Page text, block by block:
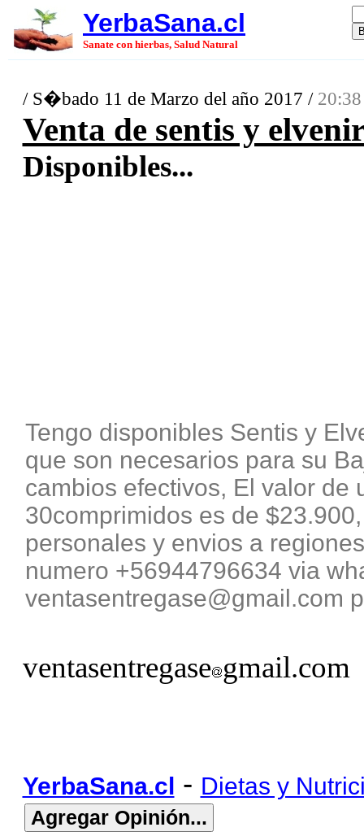
YerbaSana.cl
Sanate con hierbas, Salud Natural
/ S�bado 11 de Marzo del año 2017 /
Venta de sentis y
Disponibles...
Tengo disponibles Sentis y
que son necesarios para su
cambios efectivos, El valor de
30comprimidos es de
personales y envios a
numero +56944796634 via
ventasentregase@gmail.com
ventasentregase gmail.com
YerbaSana.cl - Dietas y